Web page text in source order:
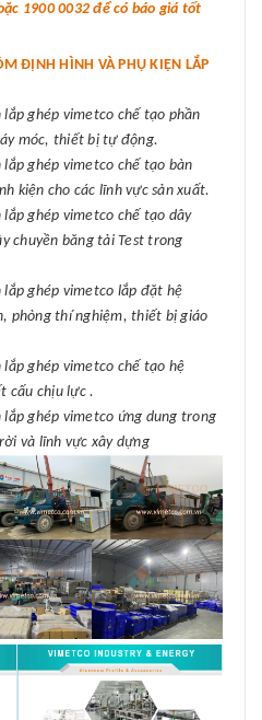
1900 0032 để có báo giá tốt
ĐỊNH HÌNH VÀ PHỤ KIỆN LẮP
ghép vimetco chế tạo phần
móc, thiết bị tự động.
ghép vimetco chế tạo bàn
kiện cho các lĩnh vực sản xuất.
ghép vimetco chế tạo dây
chuyền băng tải Test trong
lắp ghép vimetco lắp đặt hệ
phòng thí nghiệm, thiết bị giáo
ghép vimetco chế tạo hệ
cấu chịu lực .
lắp ghép vimetco ứng dung trong
và lĩnh vực xây dựng